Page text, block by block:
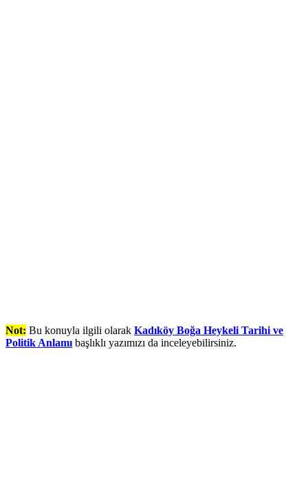
Not: Bu konuyla ilgili olarak Kadıköy Boğa Heykeli Tarihi ve
Politik Anlamı başlıklı yazımızı da inceleyebilirsiniz.